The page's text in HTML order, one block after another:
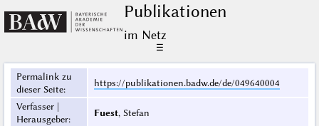
Publikationen
im Netz
☰
Permalink zu
dieser Seite:
https://publikationen.badw.de/de/049640004
Verfasser |
Herausgeber:
Fuest, Stefan